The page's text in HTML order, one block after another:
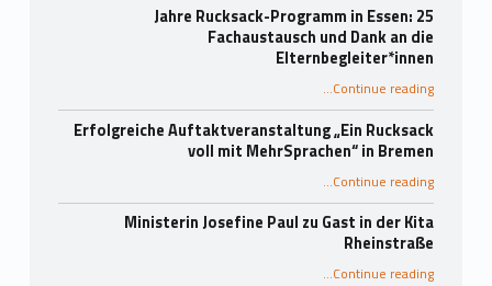
25 Jahre Rucksack-Programm in Essen:
Fachaustausch und Dank an die
Elternbegleiter*innen
Continue reading
“25 Jahre Rucksack-Programm in Essen: Fachaustausch und Dank an die Elternbegleiter*innen”
…
Erfolgreiche Auftaktveranstaltung „Ein Rucksack
voll mit MehrSprachen“ in Bremen
Continue reading
“Erfolgreiche Auftaktveranstaltung „Ein Rucksack voll mit MehrSprachen“ in Bremen”
…
Ministerin Josefine Paul zu Gast in der Kita
Rheinstraße
Continue reading
“Ministerin Josefine Paul zu Gast in der Kita Rheinstraße”
…